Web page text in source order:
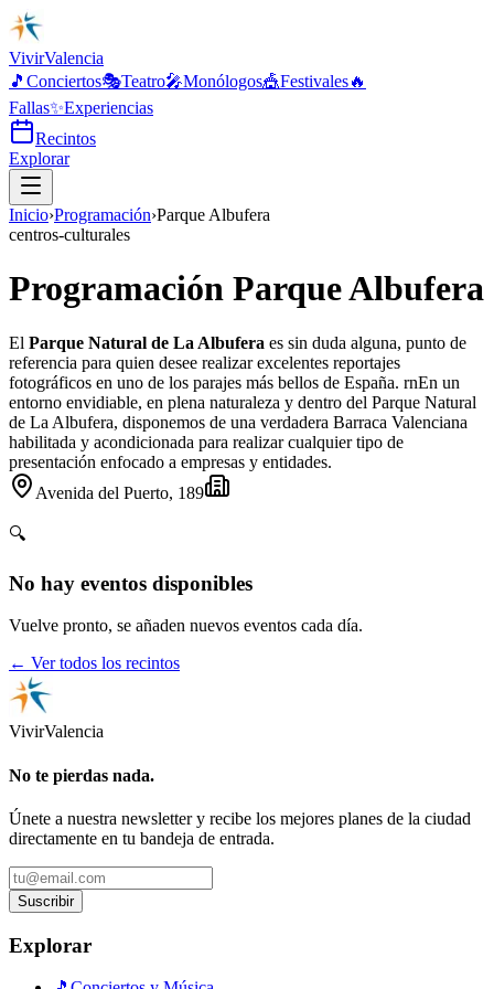
VivirValencia
🎵 Conciertos🎭Teatro🎤Monólogos🎪Festivales🔥
Fallas✨Experiencias
Recintos
Explorar
Inicio›Programación›Parque Albufera
centros-culturales
Programación Parque Albufera
El Parque Natural de La Albufera es sin duda alguna, punto de
referencia para quien desee realizar excelentes reportajes
fotográficos en uno de los parajes más bellos de España. rnEn un
entorno envidiable, en plena naturaleza y dentro del Parque Natural
de La Albufera, disponemos de una verdadera Barraca Valenciana
habilitada y acondicionada para realizar cualquier tipo de
presentación enfocado a empresas y entidades.
Avenida del Puerto, 189
🔍
No hay eventos disponibles
Vuelve pronto, se añaden nuevos eventos cada día.
← Ver todos los recintos
VivirValencia
No te pierdas nada.
Únete a nuestra newsletter y recibe los mejores planes de la ciudad
directamente en tu bandeja de entrada.
Suscribir
Explorar